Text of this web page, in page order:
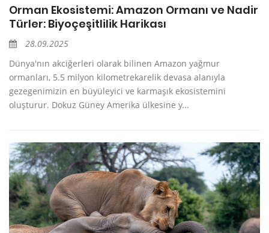
Orman Ekosistemi: Amazon Ormanı ve Nadir
Türler: Biyoçeşitlilik Harikası
28.09.2025
Dünya'nın akciğerleri olarak bilinen Amazon yağmur
ormanları, 5.5 milyon kilometrekarelik devasa alanıyla
gezegenimizin en büyüleyici ve karmaşık ekosistemini
oluşturur. Dokuz Güney Amerika ülkesine y...